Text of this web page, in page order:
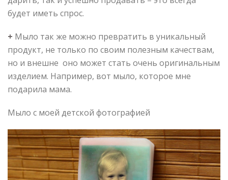
будет иметь спрос.
+ Мыло так же можно превратить в уникальный
продукт, не только по своим полезным качествам,
но и внешне оно может стать очень оригинальным
изделием. Например, вот мыло, которое мне
подарила мама.
Мыло с моей детской фотографией